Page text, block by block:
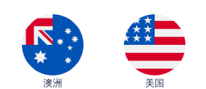
澳洲 美国